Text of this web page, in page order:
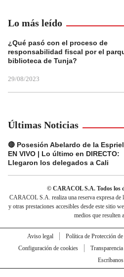
Lo más leído
¿Qué pasó con el proceso de
responsabilidad fiscal por el
biblioteca de Tunja?
29/08/2023
Últimas Noticias
🔴 Posesión Abelardo de la
EN VIVO | Lo último en DIRECTO:
Llegaron los delegados a Cali
© CARACOL S.A. Todos los
CARACOL S.A. realiza una reserva expresa de
y otras prestaciones accesibles desde este sitio
medios que resulten
Aviso legal Política de Protección
Configuración de cookies
Transparencia
Escríbanos